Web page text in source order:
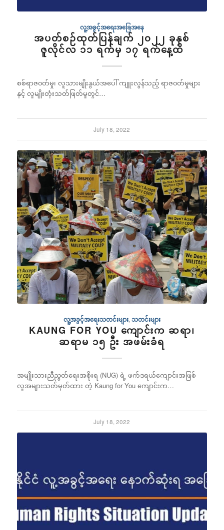
လူ့အခွင့်အရေးအခြေအနေ
အပတ်စဉ်ထုတ်ပြန်ချက် ၂၀၂၂ ခုနှစ်
ဇူလိုင်လ ၁၁ ရက်မှ ၁၇ ရက်နေ့ထိ
စစ်ရာဇ၀တ်မှု၊ လူသားမျိုးနွယ်အပေါ် ကျူးလွန်သည့် ရာဇ၀တ်မှုများ
နှင့် လူမျိုးတုံးသတ်ဖြတ်မှုတွင်…
July 18, 2022
လူ့အခွင့်အရေးသတင်းများ,သတင်းများ
KAUNG FOR YOU ကျောင်းက ဆရာ၊
ဆရာမ ၁၅ ဦး အဖမ်းခံရ
အမျိုးသားညီညွတ်ရေးအစိုးရ (NUG) ရဲ့ ဖက်ဒရယ်ကျောင်းအဖြစ်
လူအများသတ်မှတ်ထား တဲ့ Kaung for You ကျောင်းက…
July 18, 2022